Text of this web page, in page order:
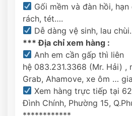
Gối mềm và đàn hồi,
rách, tét….
Dễ dàng vệ sinh, lau chùi.
*** Địa chỉ xem hàng :
Anh em cần gấp thì liên
hệ 083.231.3368 (Mr. Hải) ,
Grab, Ahamove, xe ôm …
Xem hàng trực tiếp tại
Đình Chính, Phường 15,